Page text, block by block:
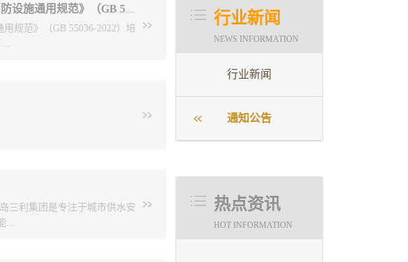
行业新闻
NEWS INFORMATION
行业新闻
通知公告
热点资讯
HOT INFORMATION
关于举办《建筑防火通用规范》 （GB 55037-2022）、《消防设施通用规范》（GB 55036-2022） 培训的通知
规范》（GB 55036-2022）培
2022（以下简称《规
人员、施工图审查人员全面
实际应用方法，并通过对各类
制背景、条文释义；建筑防火
事建筑防火和消防标准化研究
建筑设计防火规范》、《人
三利集团是专注于城市供水安
...